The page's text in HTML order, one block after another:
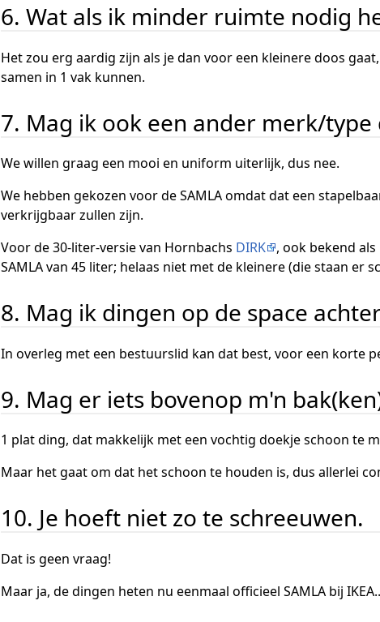
6. Wat als ik minder ruimte nodig
Het zou erg aardig zijn als je dan voor een kleinere doos
samen in 1 vak kunnen.
7. Mag ik ook een ander merk/type
We willen graag een mooi en uniform uiterlijk, dus nee.
We hebben gekozen voor de SAMLA omdat dat een
verkrijgbaar zullen zijn.
Voor de 30-liter-versie van Hornbachs DIRK
, ook bekend
SAMLA van 45 liter; helaas niet met de kleinere (die staan er
8. Mag ik dingen op de space
In overleg met een bestuurslid kan dat best, voor een korte
9. Mag er iets bovenop m'n
1 plat ding, dat makkelijk met een vochtig doekje schoon te
Maar het gaat om dat het schoon te houden is, dus allerlei
10. Je hoeft niet zo te schreeuwen.
Dat is geen vraag!
Maar ja, de dingen heten nu eenmaal officieel SAMLA bij